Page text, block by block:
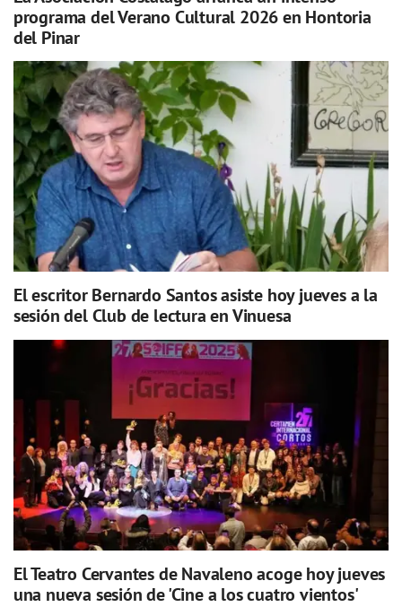
programa del Verano Cultural 2026 en Hontoria
del Pinar
El escritor Bernardo Santos asiste hoy jueves a la
sesión del Club de lectura en Vinuesa
El Teatro Cervantes de Navaleno acoge hoy jueves
una nueva sesión de 'Cine a los cuatro vientos'